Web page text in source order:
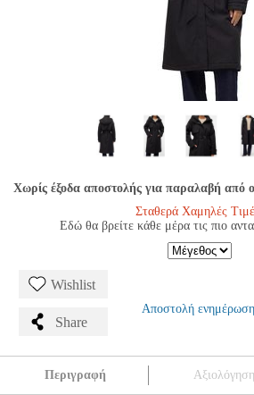
Χωρίς έξοδα αποστολής για παραλαβή από
Σταθερά Χαμηλές
Εδώ θα βρείτε κάθε μέρα τις πιο
Wishlist
Share
Αποστολή
Περιγραφή Αξιολόγηση